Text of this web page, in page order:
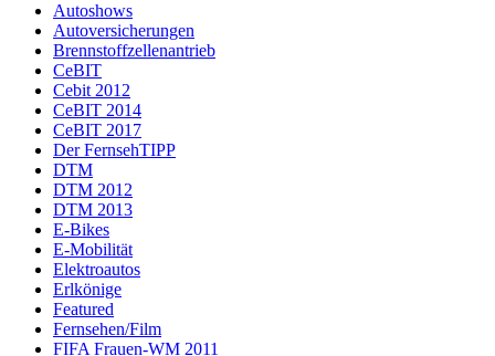
Autoshows
Autoversicherungen
Brennstoffzellenantrieb
CeBIT
Cebit 2012
CeBIT 2014
CeBIT 2017
Der FernsehTIPP
DTM
DTM 2012
DTM 2013
E-Bikes
E-Mobilität
Elektroautos
Erlkönige
Featured
Fernsehen/Film
FIFA Frauen-WM 2011